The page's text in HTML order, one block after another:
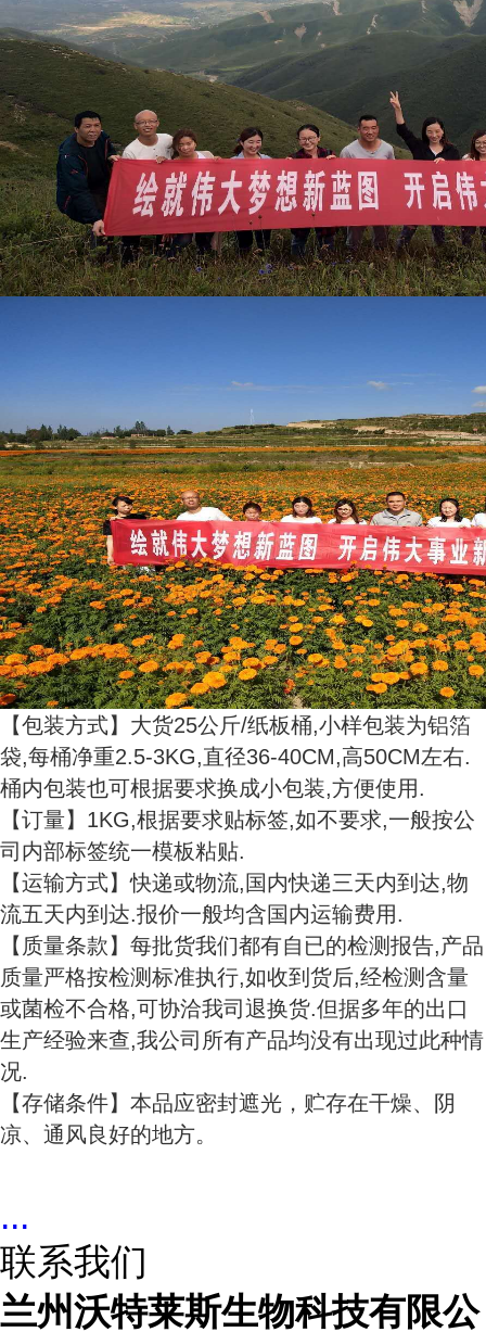
【包装方式】大货25公斤/纸板桶,小样包装为铝箔
袋,每桶净重2.5-3KG,直径36-40CM,高50CM左右.
桶内包装也可根据要求换成小包装,方便使用.
【订量】1KG,根据要求贴标签,如不要求,一般按公
司内部标签统一模板粘贴.
【运输方式】快递或物流,国内快递三天内到达,物
流五天内到达.报价一般均含国内运输费用.
【质量条款】每批货我们都有自已的检测报告,产品
质量严格按检测标准执行,如收到货后,经检测含量
或菌检不合格,可协洽我司退换货.但据多年的出口
生产经验来查,我公司所有产品均没有出现过此种情
况.
【存储条件】本品应密封遮光，贮存在干燥、阴
凉、通风良好的地方。
...
联系我们
兰州沃特莱斯生物科技有限公